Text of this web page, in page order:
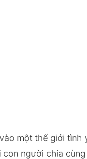
một thế giới tình
người chia